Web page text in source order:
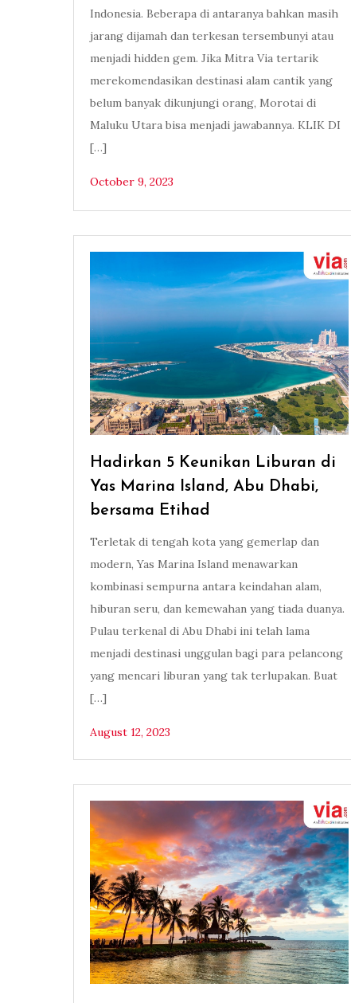
Indonesia. Beberapa di antaranya bahkan masih
jarang dijamah dan terkesan tersembunyi atau
menjadi hidden gem. Jika Mitra Via tertarik
merekomendasikan destinasi alam cantik yang
belum banyak dikunjungi orang, Morotai di
Maluku Utara bisa menjadi jawabannya. KLIK DI
[…]
October 9, 2023
Hadirkan 5 Keunikan Liburan di
Yas Marina Island, Abu Dhabi,
bersama Etihad
Terletak di tengah kota yang gemerlap dan
modern, Yas Marina Island menawarkan
kombinasi sempurna antara keindahan alam,
hiburan seru, dan kemewahan yang tiada duanya.
Pulau terkenal di Abu Dhabi ini telah lama
menjadi destinasi unggulan bagi para pelancong
yang mencari liburan yang tak terlupakan. Buat
[…]
August 12, 2023